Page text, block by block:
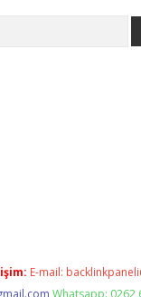
E-mail:
Whatsapp: 0262